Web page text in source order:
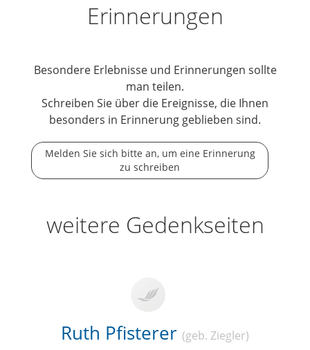
Erinnerungen
Besondere Erlebnisse und Erinnerungen sollte
man teilen.
Schreiben Sie über die Ereignisse, die Ihnen
besonders in Erinnerung geblieben sind.
Melden Sie sich bitte an, um eine Erinnerung
zu schreiben
weitere Gedenkseiten
Ruth Pfisterer (geb. Ziegler)